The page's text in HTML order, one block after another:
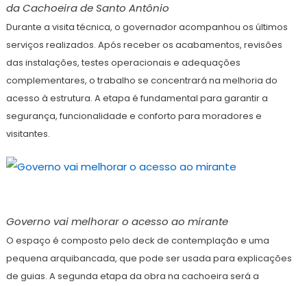
da Cachoeira de Santo Antônio
Durante a visita técnica, o governador acompanhou os últimos
serviços realizados. Após receber os acabamentos, revisões
das instalações, testes operacionais e adequações
complementares, o trabalho se concentrará na melhoria do
acesso à estrutura. A etapa é fundamental para garantir a
segurança, funcionalidade e conforto para moradores e
visitantes.
Governo vai melhorar o acesso ao mirante
O espaço é composto pelo deck de contemplação e uma
pequena arquibancada, que pode ser usada para explicações
de guias. A segunda etapa da obra na cachoeira será a